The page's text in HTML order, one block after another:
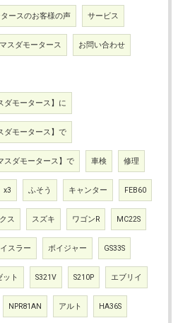
ースのお客様の声 サービス
マスダモータース お問い合わせ
ダモータース】に
ダモータース】で
スダモータース】で 車検 修理
x3 ふそう キャンター FEB60
ス スズキ ワゴンR MC22S
スラー ボイジャー GS33S
ット S321V S210P エブリイ
NPR81AN アルト HA36S